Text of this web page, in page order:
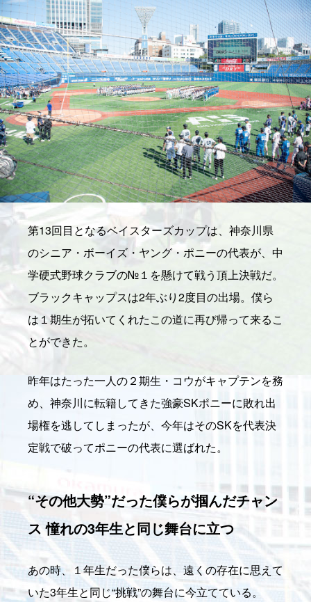
第13回目となるベイスターズカップは、神奈川県
のシニア・ボーイズ・ヤング・ポニーの代表が、中
学硬式野球クラブの№１を懸けて戦う頂上決戦だ。
ブラックキャップスは2年ぶり2度目の出場。僕ら
は１期生が拓いてくれたこの道に再び帰って来るこ
とができた。
昨年はたった一人の２期生・コウがキャプテンを務
め、神奈川に転籍してきた強豪SKポニーに敗れ出
場権を逃してしまったが、今年はそのSKを代表決
定戦で破ってポニーの代表に選ばれた。
“その他大勢”だった僕らが掴んだチャン
ス 憧れの3年生と同じ舞台に立つ
あの時、１年生だった僕らは、遠くの存在に思えて
いた3年生と同じ“挑戦”の舞台に今立てている。